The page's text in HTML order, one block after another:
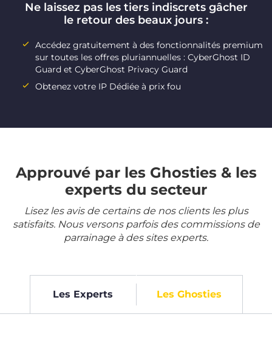
Ne laissez pas les tiers indiscrets gâcher
le retour des beaux jours :
Accédez gratuitement à des fonctionnalités premium
sur toutes les offres pluriannuelles : CyberGhost ID
Guard et CyberGhost Privacy Guard
Obtenez votre IP Dédiée à prix fou
Approuvé par les Ghosties & les
experts du secteur
Lisez les avis de certains de nos clients les plus
satisfaits. Nous versons parfois des commissions de
parrainage à des sites experts.
Les Experts Les Ghosties